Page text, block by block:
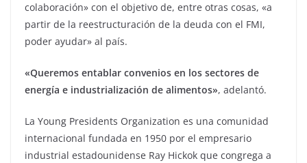
colaboración» con el objetivo de, entre otras cosas, «a
partir de la reestructuración de la deuda con el FMI,
poder ayudar» al país.
«Queremos entablar convenios en los sectores de
energía e industrialización de alimentos», adelantó.
La Young Presidents Organization es una comunidad
internacional fundada en 1950 por el empresario
industrial estadounidense Ray Hickok que congrega a